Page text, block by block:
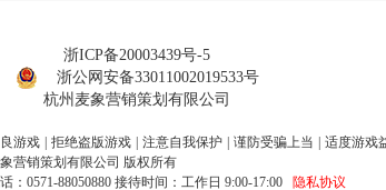
浙ICP备20003439号-5
浙公网安备33011002019533号
杭州麦象营销策划有限公司
游戏 拒绝盗版游戏 注意自我保护 谨防受骗上当
适度游戏
营销策划有限公司 版权所有
：0571-88050880 接待时间：工作日 9:00-17:00
隐私协议